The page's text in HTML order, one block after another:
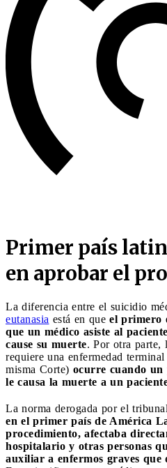
Primer país
en aprobar el
La diferencia entre el suicidio
eutanasia está en que el primero
que un médico asiste al
cause su muerte. Por otra parte,
requiere una enfermedad
misma Corte) ocurre cuando un
le causa la muerte a un
La norma derogada por el
en el primer país de América
procedimiento, afectaba
hospitalario y otras personas
auxiliar a enfermos graves que